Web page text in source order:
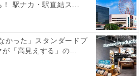
駅ナカ・駅直結ス...
かった」スタンダードプ
「高見えする」の...